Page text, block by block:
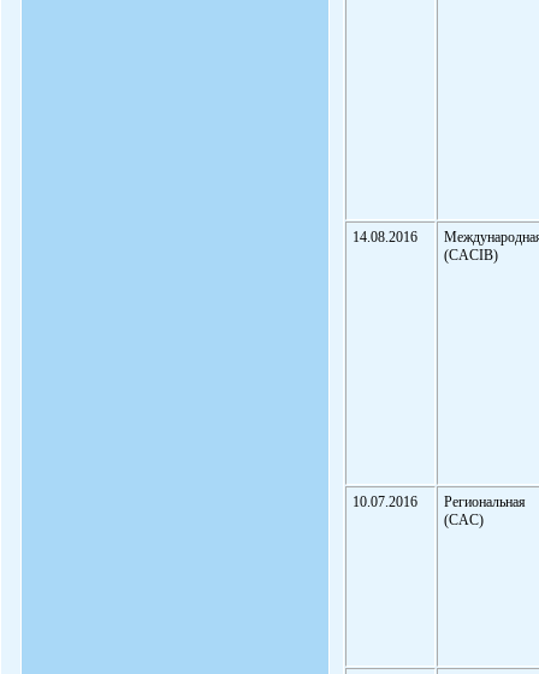
14.08.2016
(CACIB)
10.07.2016
Региональная
(CAC)